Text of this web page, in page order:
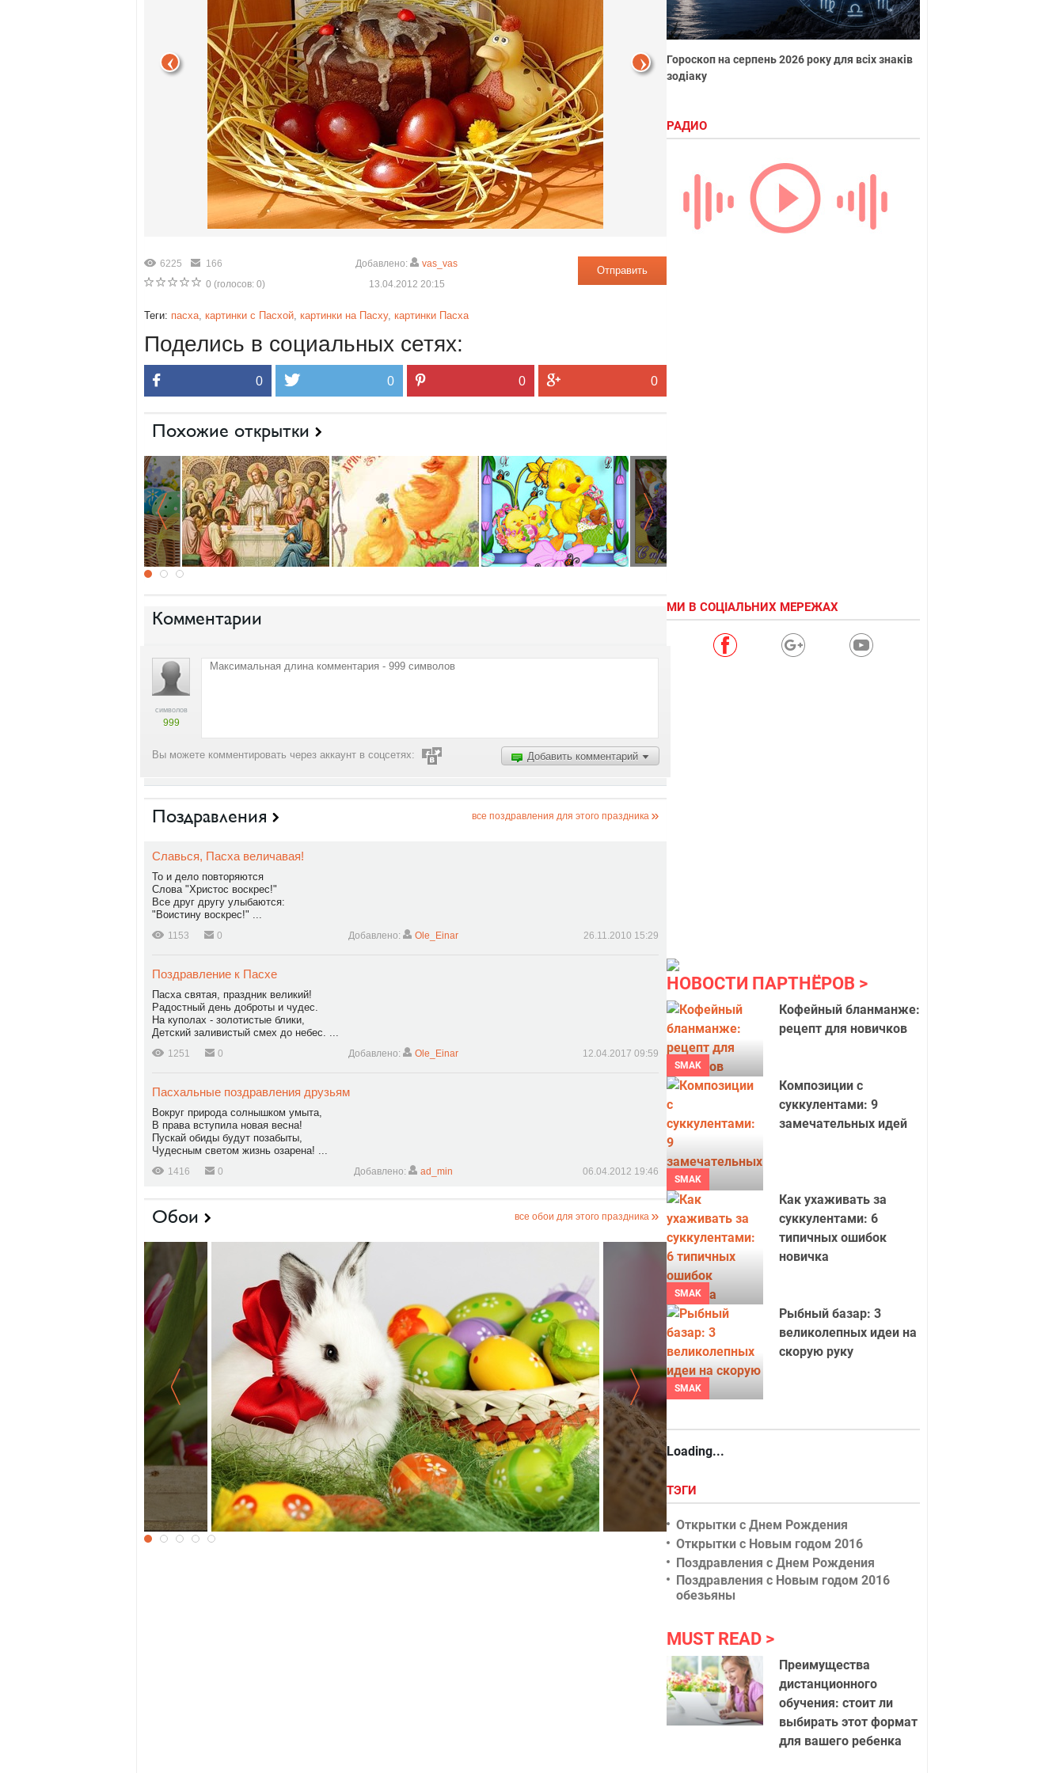
6225
166
0 (голосов: 0)
Отправить
Добавлено:
vas_vas
13.04.2012 20:15
Теги: пасха, картинки с Пасхой, картинки на Пасху, картинки Пасха
Поделись в социальных сетях:
0 0 0 0
Похожие открытки
Комментарии
символов
999
Добавить комментарий
Вы можете комментировать через аккаунт в соцсетях:
Поздравления все поздравления для этого праздника
Славься, Пасха величавая!
То и дело повторяются
Слова "Христос воскрес!"
Все друг другу улыбаются:
"Воистину воскрес!" ...
1153 0 Добавлено: Ole_Einar 26.11.2010 15:29
Поздравление к Пасхе
Пасха святая, праздник великий!
Радостный день доброты и чудес.
На куполах - золотистые блики,
Детский заливистый смех до небес. ...
1251 0 Добавлено: Ole_Einar 12.04.2017 09:59
Пасхальные поздравления друзьям
Вокруг природа солнышком умыта,
В права вступила новая весна!
Пускай обиды будут позабыты,
Чудесным светом жизнь озарена! ...
1416 0 Добавлено: ad_min 06.04.2012 19:46
Обои все обои для этого праздника
Пасхальный кролик Красивые пасхальные обои
Гороскоп на серпень 2026 року для всіх знаків
зодіаку
РАДИО
МИ В СОЦІАЛЬНИХ МЕРЕЖАХ
НОВОСТИ ПАРТНЁРОВ
SMAK
Кофейный бланманже:
рецепт для новичков
SMAK
Композиции с
суккулентами: 9
замечательных идей
SMAK
Как ухаживать за
суккулентами: 6
типичных ошибок
новичка
SMAK
Рыбный базар: 3
великолепных идеи на
скорую руку
Loading...
ТЭГИ
Открытки с Днем Рождения
Открытки с Новым годом 2016
Поздравления с Днем Рождения
Поздравления с Новым годом 2016
обезьяны
MUST READ
Преимущества
дистанционного
обучения: стоит ли
выбирать этот формат
для вашего ребенка